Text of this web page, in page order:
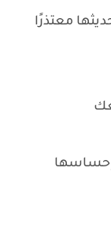
معتذرًا
إحساسها